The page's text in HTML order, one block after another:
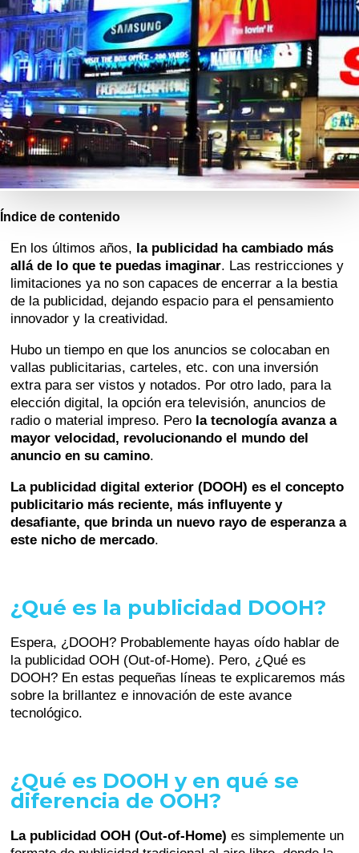
Índice de contenido
En los últimos años, la publicidad ha cambiado más
allá de lo que te puedas imaginar. Las restricciones y
limitaciones ya no son capaces de encerrar a la bestia
de la publicidad, dejando espacio para el pensamiento
innovador y la creatividad.
Hubo un tiempo en que los anuncios se colocaban en
vallas publicitarias, carteles, etc. con una inversión
extra para ser vistos y notados. Por otro lado, para la
elección digital, la opción era televisión, anuncios de
radio o material impreso. Pero la tecnología avanza a
mayor velocidad, revolucionando el mundo del
anuncio en su camino.
La publicidad digital exterior (DOOH) es el concepto
publicitario más reciente, más influyente y
desafiante, que brinda un nuevo rayo de esperanza a
este nicho de mercado.
¿Qué es la publicidad DOOH?
Espera, ¿DOOH? Probablemente hayas oído hablar de
la publicidad OOH (Out-of-Home). Pero, ¿Qué es
DOOH? En estas pequeñas líneas te explicaremos más
sobre la brillantez e innovación de este avance
tecnológico.
¿Qué es DOOH y en qué se
diferencia de OOH?
La publicidad OOH (Out-of-Home) es simplemente un